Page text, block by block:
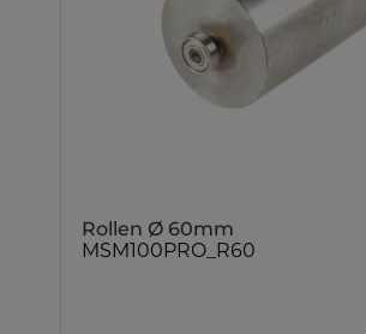
Rollen Ø 60mm
MSM100PRO_R60